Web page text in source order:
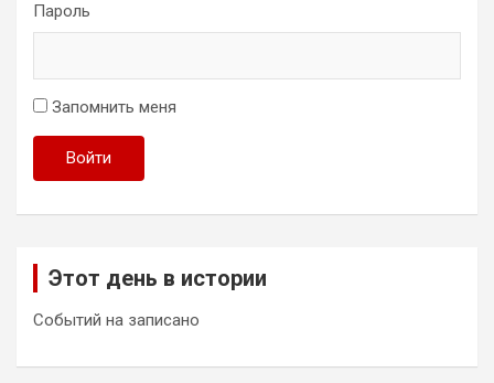
Пароль
Запомнить меня
Войти
Этот день в истории
Событий на записано